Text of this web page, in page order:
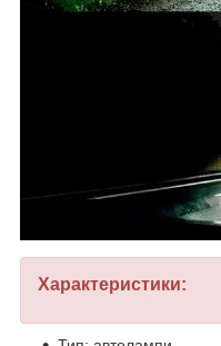
Характеристики: